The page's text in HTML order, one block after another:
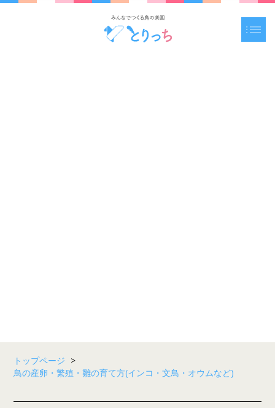
トップページ >
鳥の産卵・繁殖・雛の育て方(インコ・文鳥・オウムなど)